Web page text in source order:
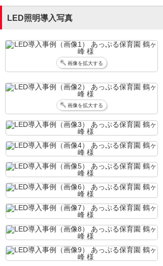
LED照明導入写真
画像を拡大する
画像を拡大する